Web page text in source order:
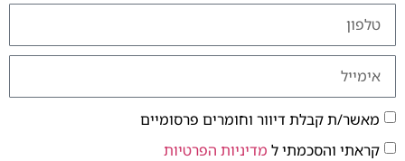
מאשר/ת קבלת דיוור וחומרים פרסומיים
קראתי והסכמתי ל מדיניות הפרטיות